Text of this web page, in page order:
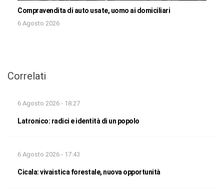
Compravendita di auto usate, uomo ai domiciliari
6 Agosto 2026
Correlati
6 Agosto 2026 - 18:27
Latronico: radici e identità di un popolo
6 Agosto 2026 - 17:43
Cicala: vivaistica forestale, nuova opportunità